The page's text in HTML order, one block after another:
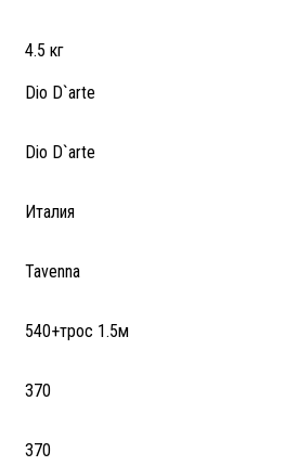
4.5 кг
Dio D`arte
Dio D`arte
Италия
Tavenna
540+трос 1.5м
370
370